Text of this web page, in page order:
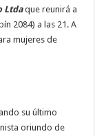
Ltda que reunirá a
2084) a las 21. A
mujeres de
su último
oriundo de